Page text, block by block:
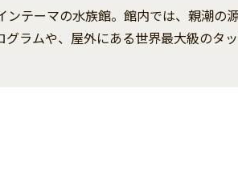
テーマの水族館。館内では、親潮の
ラムや、屋外にある世界最大級のタ